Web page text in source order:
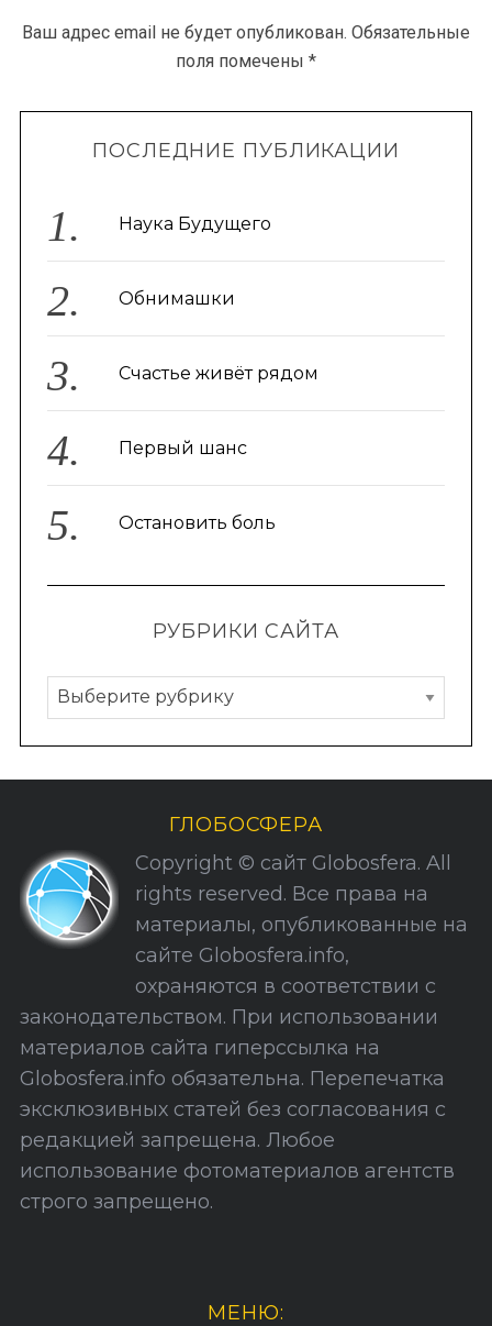
Ваш адрес email не будет опубликован. Обязательные
поля помечены *
ПОСЛЕДНИЕ ПУБЛИКАЦИИ
Наука Будущего
Обнимашки
Счастье живёт рядом
Первый шанс
Остановить боль
РУБРИКИ САЙТА
Р
у
б
р
и
С
а
а
ГЛОБОСФЕРА
Copyright © сайт Globosfera. All
rights reserved. Все права на
материалы, опубликованные на
сайте Globosfera.info,
охраняются в соответствии с
законодательством. При использовании
материалов сайта гиперссылка на
Globosfera.info обязательна. Перепечатка
эксклюзивных статей без согласования с
редакцией запрещена. Любое
использование фотоматериалов агентств
строго запрещено.
МЕНЮ: